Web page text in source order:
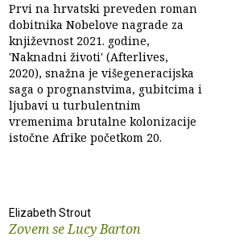
Prvi na hrvatski preveden roman
dobitnika Nobelove nagrade za
književnost 2021. godine,
'Naknadni životi' (Afterlives,
2020), snažna je višegeneracijska
saga o prognanstvima, gubitcima i
ljubavi u turbulentnim
vremenima brutalne kolonizacije
istočne Afrike početkom 20.
Elizabeth Strout
Zovem se Lucy Barton